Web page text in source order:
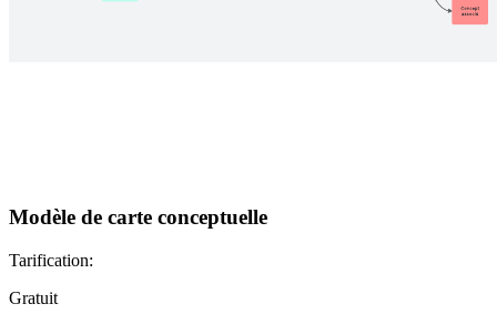
Modèle de carte conceptuelle
Tarification:
Gratuit